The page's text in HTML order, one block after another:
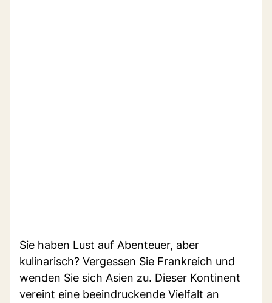
Sie haben Lust auf Abenteuer, aber
kulinarisch? Vergessen Sie Frankreich und
wenden Sie sich Asien zu. Dieser Kontinent
vereint eine beeindruckende Vielfalt an